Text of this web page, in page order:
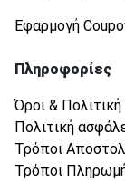
Εφαρμογή
Πληροφορίες
Όροι &
Πολιτική
Τρόποι
Τρόποι